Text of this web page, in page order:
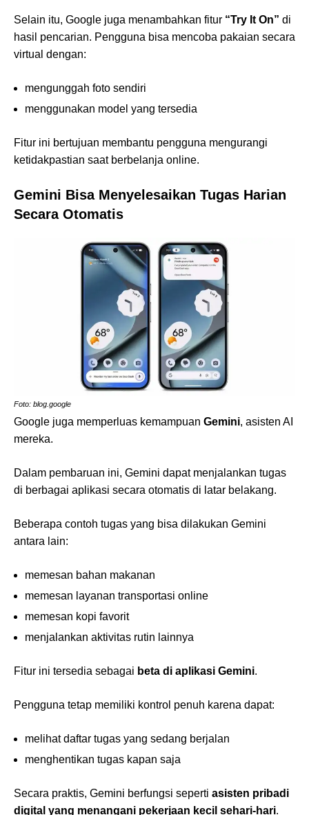
Selain itu, Google juga menambahkan fitur “Try It On” di
hasil pencarian. Pengguna bisa mencoba pakaian secara
virtual dengan:
mengunggah foto sendiri
menggunakan model yang tersedia
Fitur ini bertujuan membantu pengguna mengurangi
ketidakpastian saat berbelanja online.
Gemini Bisa Menyelesaikan Tugas Harian
Secara Otomatis
Foto: blog.google
Google juga memperluas kemampuan Gemini, asisten AI
mereka.
Dalam pembaruan ini, Gemini dapat menjalankan tugas
di berbagai aplikasi secara otomatis di latar belakang.
Beberapa contoh tugas yang bisa dilakukan Gemini
antara lain:
memesan bahan makanan
memesan layanan transportasi online
memesan kopi favorit
menjalankan aktivitas rutin lainnya
Fitur ini tersedia sebagai beta di aplikasi Gemini.
Pengguna tetap memiliki kontrol penuh karena dapat:
melihat daftar tugas yang sedang berjalan
menghentikan tugas kapan saja
Secara praktis, Gemini berfungsi seperti asisten pribadi
digital yang menangani pekerjaan kecil sehari-hari.